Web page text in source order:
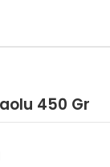
450 Gr